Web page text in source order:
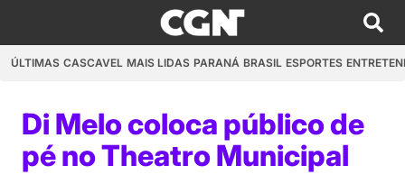
ÚLTIMAS CASCAVEL MAIS LIDAS PARANÁ BRASIL ESPORTES
Di Melo coloca público de
pé no Theatro Municipal